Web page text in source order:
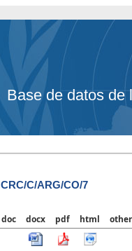
Base de datos de
CRC/C/ARG/CO/7
doc docx pdf html
other